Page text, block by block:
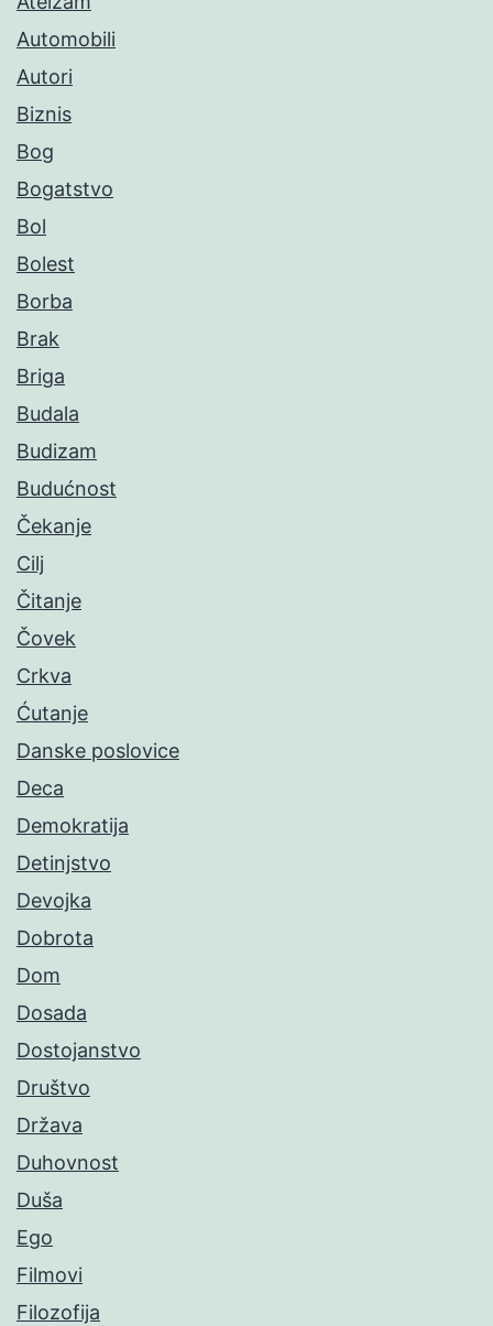
Automobili
Autori
Biznis
Bog
Bogatstvo
Bol
Bolest
Borba
Brak
Briga
Budala
Budizam
Budućnost
Čekanje
Cilj
Čitanje
Čovek
Crkva
Ćutanje
Danske poslovice
Deca
Demokratija
Detinjstvo
Devojka
Dobrota
Dom
Dosada
Dostojanstvo
Društvo
Država
Duhovnost
Duša
Ego
Filmovi
Filozofija